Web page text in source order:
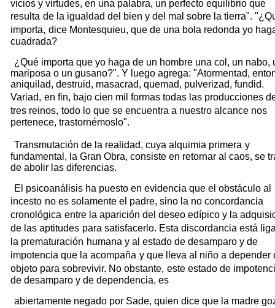
vicios y virtudes, en una palabra, un perfecto equilibrio que
resulta de la igualdad del bien y del mal sobre la tierra".
importa, dice Montesquieu, que de una bola redonda yo
cuadrada?
¿Qué importa que yo haga de un hombre una col, un nabo,
mariposa o un gusano?". Y luego agrega: "Atormentad,
aniquilad, destruid, masacrad, quemad, pulverizad, fundid.
Variad, en fin, bajo cien mil formas todas las producciones
tres reinos, todo lo que se encuentra a nuestro alcance nos
pertenece, trastornémoslo".
Transmutación de la realidad, cuya alquimia primera y
fundamental, la Gran Obra, consiste en retornar al caos, se
de abolir las diferencias.
El psicoanálisis ha puesto en evidencia que el obstáculo al
incesto no es solamente el padre, sino la no concordancia
cronológica entre la aparición del deseo edípico y la
de las aptitudes para satisfacerlo. Esta discordancia está
la prematuración humana y al estado de desamparo y de
impotencia que la acompaña y que lleva al niño a depender
objeto para sobrevivir. No obstante, este estado de
de desamparo y de dependencia, es
abiertamente negado por Sade, quien dice que la madre